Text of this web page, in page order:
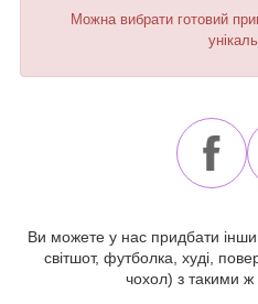
Можна вибрати готовий
Ви можете у нас придбати
світшот, футболка, худі,
чохол) з такими